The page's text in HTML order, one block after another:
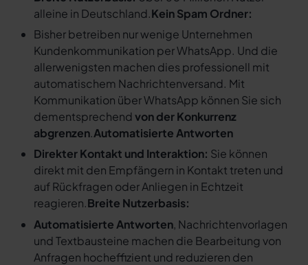
alleine in Deutschland.Kein Spam Ordner:
Bisher betreiben nur wenige Unternehmen
Kundenkommunikation per WhatsApp. Und die
allerwenigsten machen dies professionell mit
automatischem Nachrichtenversand. Mit
Kommunikation über WhatsApp können Sie sich
dementsprechendvon der Konkurrenz
abgrenzen.Automatisierte Antworten
Direkter Kontakt und Interaktion: Sie können
direkt mit den Empfängern in Kontakt treten und
auf Rückfragen oder Anliegen in Echtzeit
reagieren.Breite Nutzerbasis:
Automatisierte Antworten, Nachrichtenvorlagen
und Textbausteine machen die Bearbeitung von
Anfragen hocheffizient und reduzieren den